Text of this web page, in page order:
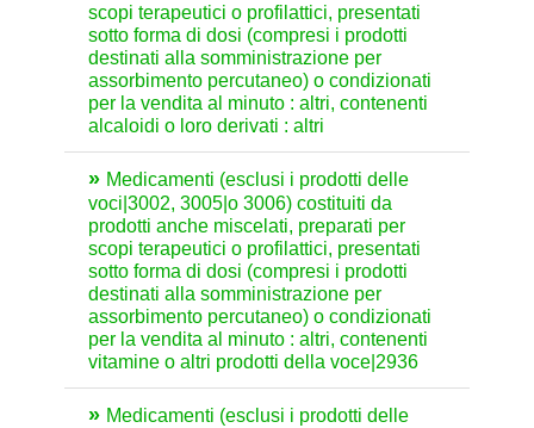
scopi terapeutici o profilattici, presentati
sotto forma di dosi (compresi i prodotti
destinati alla somministrazione per
assorbimento percutaneo) o condizionati
per la vendita al minuto : altri, contenenti
alcaloidi o loro derivati : altri
Medicamenti (esclusi i prodotti delle
voci|3002, 3005|o 3006) costituiti da
prodotti anche miscelati, preparati per
scopi terapeutici o profilattici, presentati
sotto forma di dosi (compresi i prodotti
destinati alla somministrazione per
assorbimento percutaneo) o condizionati
per la vendita al minuto : altri, contenenti
vitamine o altri prodotti della voce|2936
Medicamenti (esclusi i prodotti delle